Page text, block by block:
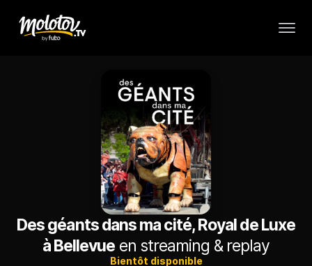
Des géants dans ma cité, Royal de Luxe
à Bellevue en streaming & replay
Bientôt disponible